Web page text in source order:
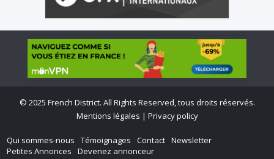
© 2025 French District. All Rights Reserved, tous droits réservés.
Mentions légales | Privacy policy
Qui sommes-nous Témoignages Contact Newsletter
Petites Annonces
Devenez annonceur